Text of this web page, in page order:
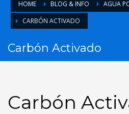
HOME BLOG & INFO
AGUA
CARBÓN ACTIVADO
Carbón Activado
Carbón